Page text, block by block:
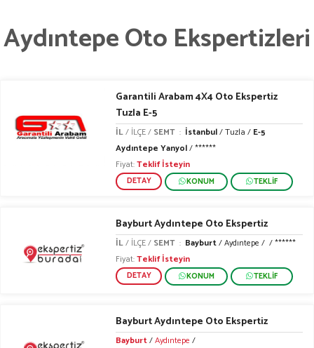
Aydıntepe Oto Ekspertizleri
Garantili Arabam 4X4 Oto Ekspertiz
Tuzla E-5
İL/ İLÇE / SEMT: İstanbul/ Tuzla / E-5
Aydıntepe Yanyol/ ******
Fiyat:Teklif İsteyin
DETAY KONUM TEKLİF
Bayburt Aydıntepe Oto Ekspertiz
İL/ İLÇE / SEMT: Bayburt/ Aydıntepe / / ******
Fiyat:Teklif İsteyin
DETAY KONUM TEKLİF
Bayburt Aydıntepe Oto Ekspertiz
Bayburt/Aydıntepe /